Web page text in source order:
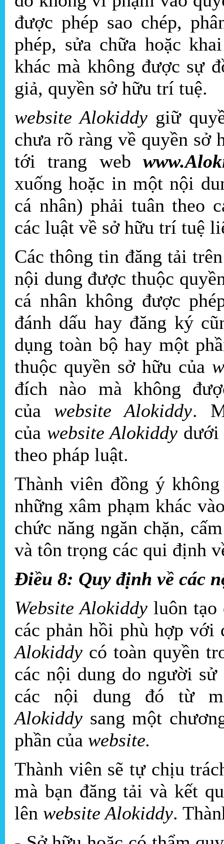
được phép sao chép,
phép, sửa chữa hoặc
khác mà không được sự
giả, quyền sở hữu trí tuệ.
website Alokiddygiữ
chưa rõ ràng về quyền sở
tới trang web
xuống hoặc in một nội
cá nhân) phải tuân theo
các luật về sở hữu trí tuệ
Các thông tin đăng tải
nội dung được thuộc
cá nhân không được
đánh dấu hay đăng ký
dụng toàn bộ hay một
thuộc quyền sở hữu của
đích nào mà không
của website Alokiddy.
của website Alokiddy dưới
theo pháp luật.
Thành viên đồng ý
những xâm phạm khác
chức năng ngăn chặn,
và tôn trọng các qui định
Điều 8: Quy định về các
Website Alokiddy luôn tạo
các phản hồi phù hợp
Alokiddy có toàn quyền
các nội dung do người sử
các nội dung đó từ
Alokiddy sang một
phần của website.
Thành viên sẽ tự chịu
mà bạn đăng tải và kết
lên website Alokiddy.